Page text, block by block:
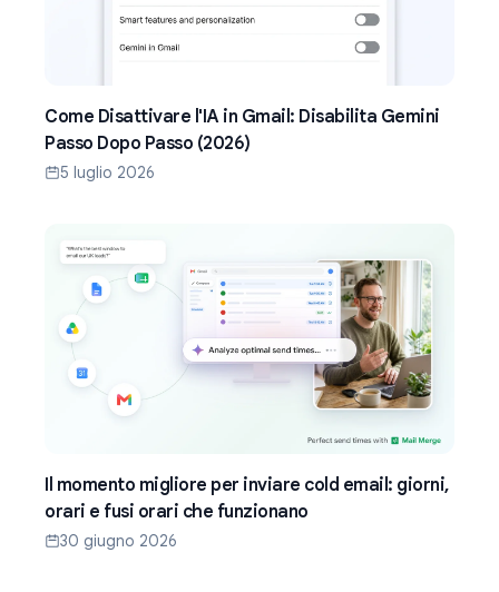
Come Disattivare l'IA in Gmail: Disabilita Gemini
Passo Dopo Passo (2026)
5 luglio 2026
Il momento migliore per inviare cold email: giorni,
orari e fusi orari che funzionano
30 giugno 2026